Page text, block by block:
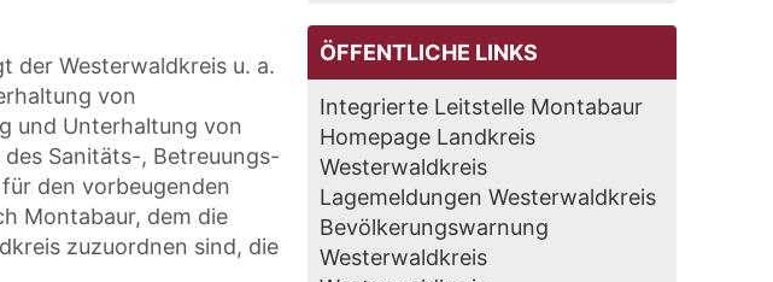
der Westerwaldkreis u. a.
von
und Unterhaltung von
Sanitäts-, Betreuungs-
den vorbeugenden
Montabaur, dem die
zuzuordnen sind, die
ÖFFENTLICHE LINKS
Integrierte Leitstelle Montabaur
Homepage Landkreis
Westerwaldkreis
Lagemeldungen Westerwaldkreis
Bevölkerungswarnung
Westerwaldkreis